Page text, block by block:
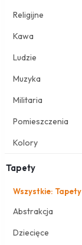
Religijne
Kawa
Ludzie
Muzyka
Militaria
Pomieszczenia
Kolory
Tapety
Wszystkie: Tapety
Abstrakcja
Dziecięce